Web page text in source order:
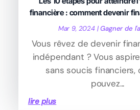
financière : comment devenir
Mar 9, 2024|Gagner de
Vous rêvez de devenir
indépendant ? Vous
sans soucis financiers,
pouvez...
lire plus